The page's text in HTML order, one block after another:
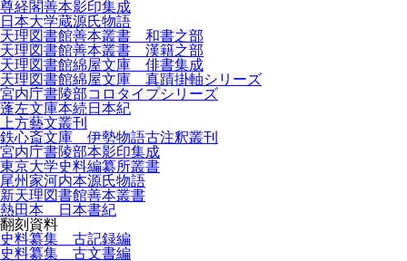
尊経閣善本影印集成
日本大学蔵源氏物語
天理図書館善本叢書 和書之部
天理図書館善本叢書 漢籍之部
天理図書館綿屋文庫 俳書集成
天理図書館綿屋文庫 真蹟掛軸シリーズ
宮内庁書陵部コロタイプシリーズ
蓬左文庫本続日本紀
上方藝文叢刊
鉄心斎文庫 伊勢物語古注釈叢刊
宮内庁書陵部本影印集成
東京大学史料編纂所叢書
尾州家河内本源氏物語
新天理図書館善本叢書
熱田本 日本書紀
翻刻資料
史料纂集 古記録編
史料纂集 古文書編